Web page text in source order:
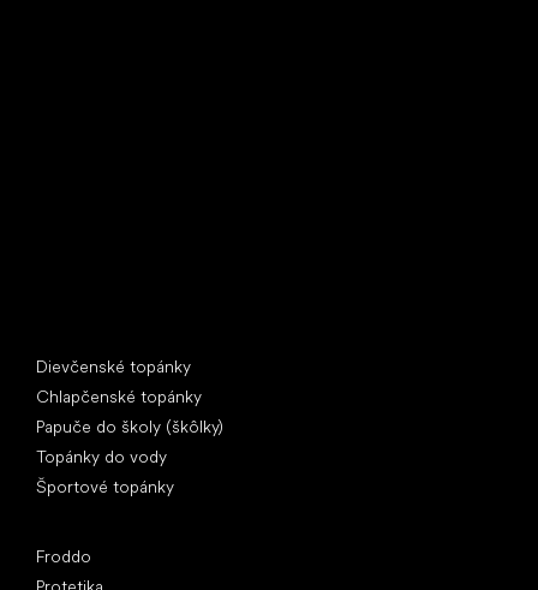
Dievčenské topánky
Chlapčenské topánky
Papuče do školy (škôlky)
Topánky do vody
Športové topánky
Froddo